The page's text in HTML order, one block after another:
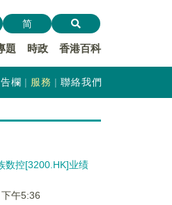
題 時政 香港百科
简
欄 服務 聯絡我們
数控[3200.HK]业绩
午5:36